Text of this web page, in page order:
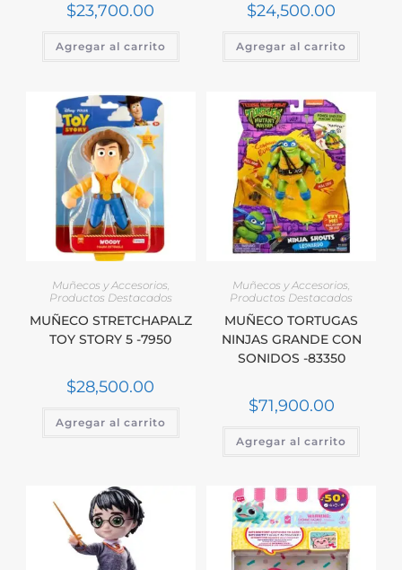
$23,700.00
Agregar al carrito
$24,500.00
Agregar al carrito
Muñecos y Accesorios
Productos Destacados
MUÑECO STRETCHAPALZ
TOY STORY 5 -7950
$28,500.00
Agregar al carrito
Muñecos y Accesorios
Productos Destacados
MUÑECO TORTUGAS
NINJAS GRANDE CON
SONIDOS -83350
$71,900.00
Agregar al carrito